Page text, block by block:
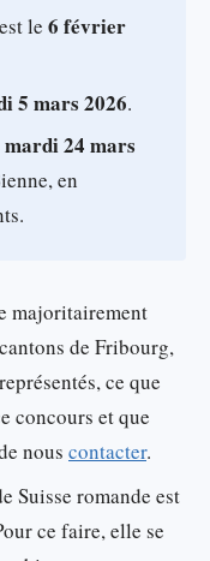
le 6 février
5 mars 2026.
mardi 24 mars
en
majoritairement
de Fribourg,
ce que
concours et que
nous contacter.
Suisse romande est
ce faire, elle se